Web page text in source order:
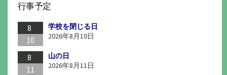
ー
送
り
行事予定
8
10
学校を閉じる日
2026年8月10日
8
11
山の日
2026年8月11日